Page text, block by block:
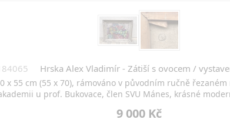
Hrska Alex Vladimír - Zátiší s ovocem /
x 55 cm (55 x 70), rámováno v původním ručně
u prof. Bukovace, člen SVU Mánes, krásné
9 000 Kč